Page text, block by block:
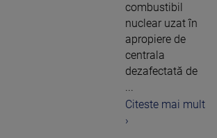
combustibil
nuclear uzat în
apropiere de
centrala
dezafectată de
...
Citeste mai mult
›